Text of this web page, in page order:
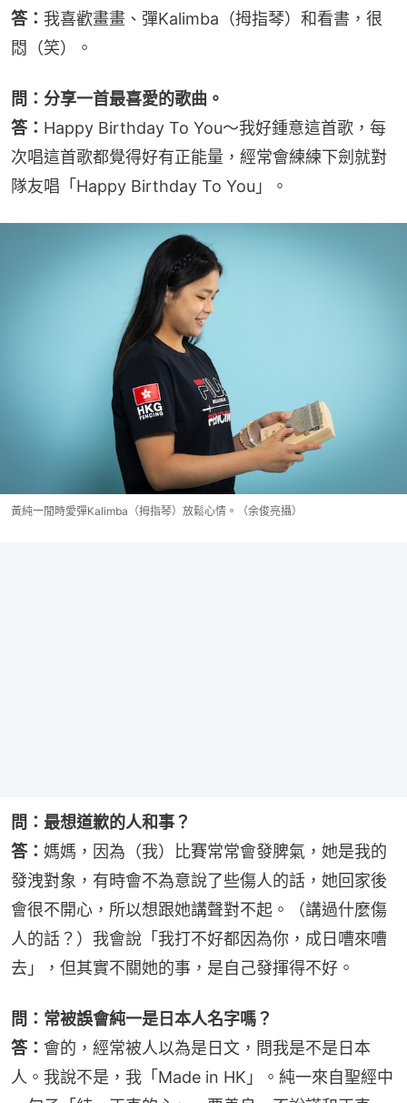
答： 我喜歡畫畫、彈Kalimba（拇指琴）和看書，很
悶（笑）。
問：分享一首最喜愛的歌曲。
答： Happy Birthday To You～我好鍾意這首歌，每
次唱這首歌都覺得好有正能量，經常會練練下劍就對
隊友唱「Happy Birthday To You」。
黃純一閒時愛彈Kalimba（拇指琴）放鬆心情。（余俊亮攝）
問：最想道歉的人和事？
答： 媽媽，因為（我）比賽常常會發脾氣，她是我的
發洩對象，有時會不為意說了些傷人的話，她回家後
會很不開心，所以想跟她講聲對不起。（講過什麼傷
人的話？）我會說「我打不好都因為你，成日嘈來嘈
去」，但其實不關她的事，是自己發揮得不好。
問：常被誤會純一是日本人名字嗎？
答： 會的，經常被人以為是日文，問我是不是日本
人。我說不是，我「Made in HK」。純一來自聖經中